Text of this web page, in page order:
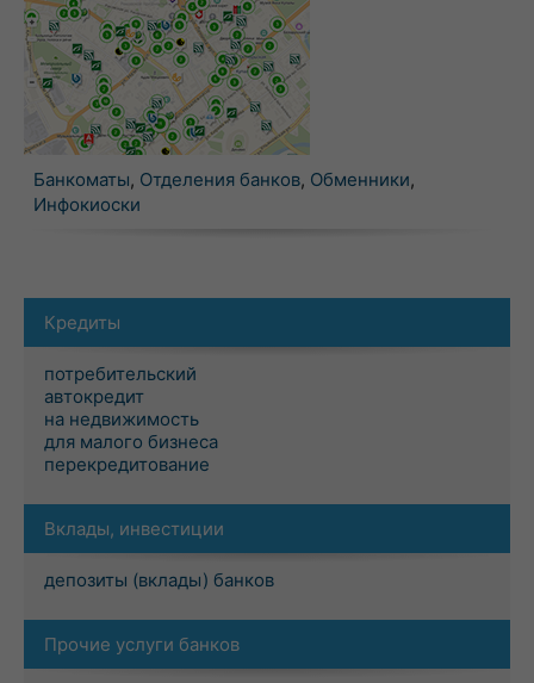
Банкоматы, Отделения банков, Обменники,
Инфокиоски
Кредиты
потребительский
автокредит
на недвижимость
для малого бизнеса
перекредитование
Вклады, инвестиции
депозиты (вклады) банков
Прочие услуги банков